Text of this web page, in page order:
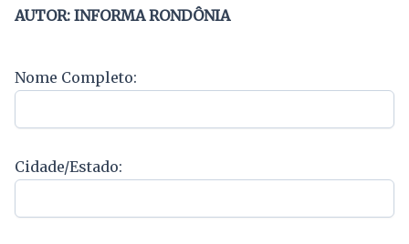
AUTOR: INFORMA RONDÔNIA
Nome Completo:
Cidade/Estado: